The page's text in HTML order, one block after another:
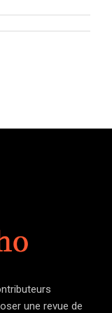
une revue de